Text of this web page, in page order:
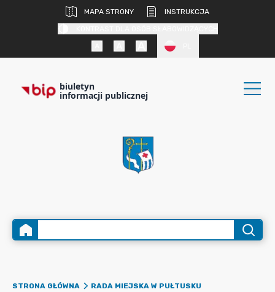
MAPA STRONY
INSTRUKCJA
biuletyn
informacji publicznej
STRONA GŁÓWNA
RADA MIEJSKA W PUŁTUSKU